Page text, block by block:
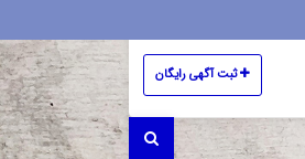
ثبت آگهی رایگان